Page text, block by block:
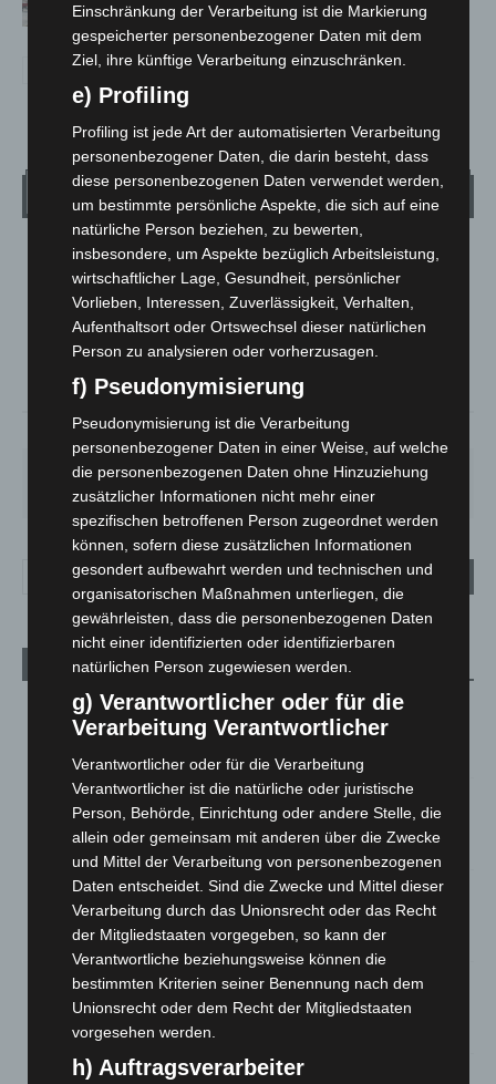
Wetter
LANGENHAGEN
Überwiegend Bewölkt
21°C 21.7°
59% 3.9m/s
FR.
21°
SA.
26°
SO.
32 °
MO.
31°
DI.
Aktuelle Beiträge
Niedersachsen: Feuerwehrkräfte kehren nach
Waldbrandeinsatz aus Spanien zurück
7. August 2026
Hannover: Erste Tigermücken-Population in Niedersachsen
entdeckt
7. August 2026
Brand im „Haus der Begegnung“ in Neuwarmbüchen schnell
eingedämmt
6. August 2026
Region Hannover: 21 neue Notfallsanitäter starten beim
Roten Kreuz
5. August 2026
Mann läuft mit Hockeyschläger über A7 – Polizei sucht
Einschränkung der Verarbeitung ist die Markierung
gespeicherter personenbezogener Daten mit dem
Ziel, ihre künftige Verarbeitung einzuschränken.
e) Profiling
Profiling ist jede Art der automatisierten Verarbeitung
personenbezogener Daten, die darin besteht, dass
diese personenbezogenen Daten verwendet werden,
um bestimmte persönliche Aspekte, die sich auf eine
natürliche Person beziehen, zu bewerten,
insbesondere, um Aspekte bezüglich Arbeitsleistung,
wirtschaftlicher Lage, Gesundheit, persönlicher
Vorlieben, Interessen, Zuverlässigkeit, Verhalten,
Aufenthaltsort oder Ortswechsel dieser natürlichen
Person zu analysieren oder vorherzusagen.
f) Pseudonymisierung
Pseudonymisierung ist die Verarbeitung
personenbezogener Daten in einer Weise, auf welche
die personenbezogenen Daten ohne Hinzuziehung
zusätzlicher Informationen nicht mehr einer
spezifischen betroffenen Person zugeordnet werden
können, sofern diese zusätzlichen Informationen
gesondert aufbewahrt werden und technischen und
organisatorischen Maßnahmen unterliegen, die
gewährleisten, dass die personenbezogenen Daten
nicht einer identifizierten oder identifizierbaren
natürlichen Person zugewiesen werden.
g) Verantwortlicher oder für die
Verarbeitung Verantwortlicher
Verantwortlicher oder für die Verarbeitung
Verantwortlicher ist die natürliche oder juristische
Person, Behörde, Einrichtung oder andere Stelle, die
allein oder gemeinsam mit anderen über die Zwecke
und Mittel der Verarbeitung von personenbezogenen
Daten entscheidet. Sind die Zwecke und Mittel dieser
Verarbeitung durch das Unionsrecht oder das Recht
der Mitgliedstaaten vorgegeben, so kann der
Verantwortliche beziehungsweise können die
bestimmten Kriterien seiner Benennung nach dem
Unionsrecht oder dem Recht der Mitgliedstaaten
vorgesehen werden.
h) Auftragsverarbeiter